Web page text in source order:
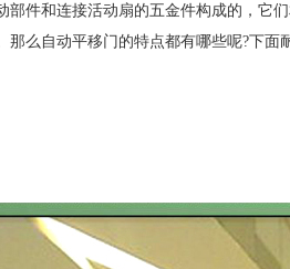
部件和连接活动扇的五金件构成的，它
么自动平移门的特点都有哪些呢?下面